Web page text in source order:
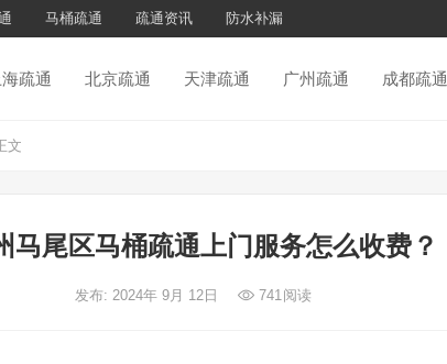
马桶疏通 疏通资讯 防水补漏
海疏通 北京疏通 天津疏通 广州疏通 成都疏通
文
马尾区马桶疏通上门服务怎么收费？
发布: 2024年 9月 12日 741阅读